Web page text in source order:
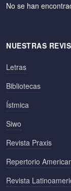
No se han
NUESTRAS
Letras
Bibliotecas
Ístmica
Siwo
Revista Praxis
Repertorio
Revista